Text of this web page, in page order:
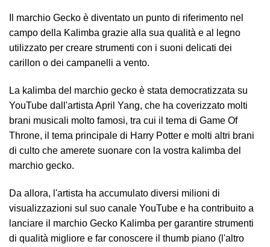
Il marchio Gecko è diventato un punto di riferimento nel
campo della Kalimba grazie alla sua qualità e al legno
utilizzato per creare strumenti con i suoni delicati dei
carillon o dei campanelli a vento.
La kalimba del marchio gecko è stata democratizzata su
YouTube dall'artista April Yang, che ha coverizzato molti
brani musicali molto famosi, tra cui il tema di Game Of
Throne, il tema principale di Harry Potter e molti altri brani
di culto che amerete suonare con la vostra kalimba del
marchio gecko.
Da allora, l'artista ha accumulato diversi milioni di
visualizzazioni sul suo canale YouTube e ha contribuito a
lanciare il marchio Gecko Kalimba per garantire strumenti
di qualità migliore e far conoscere il thumb piano (l'altro